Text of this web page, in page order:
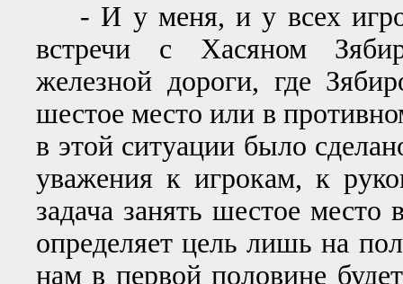
- И у меня, и у всех
встречи с Хасяном
железной дороги, где
шестое место или в
в этой ситуации было
уважения к игрокам, к
задача занять шестое
определяет цель лишь на
нам в первой половине